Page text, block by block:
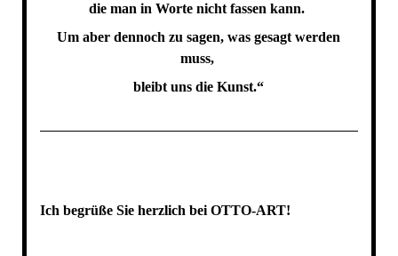
die man in Worte nicht fassen kann.
Um aber dennoch zu sagen, was gesagt werden
muss,
bleibt uns die Kunst.“
Ich begrüße Sie herzlich bei OTTO-ART!